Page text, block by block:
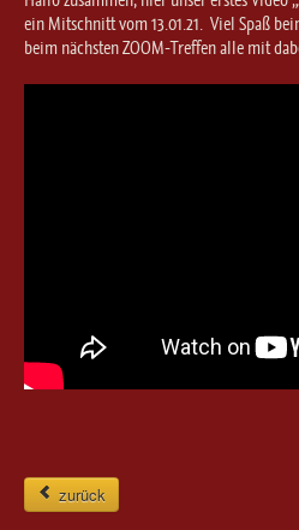
Kreative Früherziehung / Kinderballett
Modern / Jazz / Contemporary
Steptanz
ein Mitschnitt vom 13.01.21. Viel Spaß
beim nächsten ZOOM-Treffen alle mit
zurück